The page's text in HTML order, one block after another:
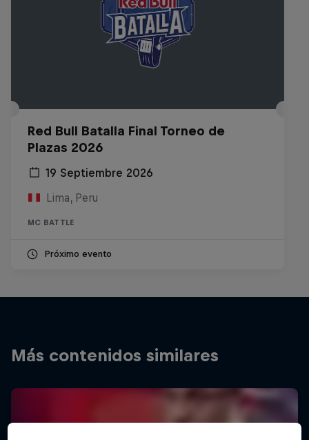
Red Bull Batalla Final Torneo de
Plazas 2026
19 Septiembre 2026
Lima, Peru
MC BATTLE
Próximo evento
Más contenidos similares